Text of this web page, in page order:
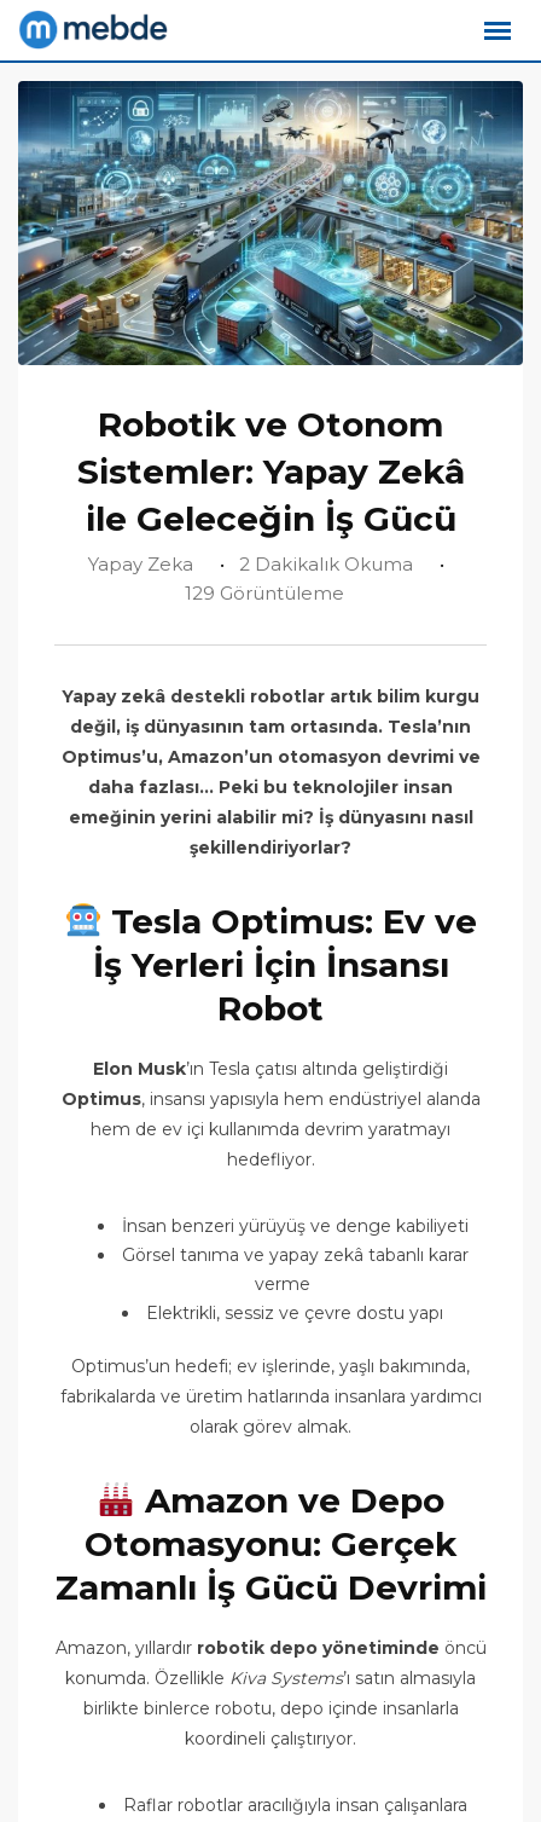
Skip
Robotik ve Otonom
Sistemler: Yapay Zekâ
ile Geleceğin İş Gücü
Yapay Zeka
2 Dakikalık Okuma
129 Görüntüleme
Yapay zekâ destekli robotlar artık bilim kurgu
değil, iş dünyasının tam ortasında. Tesla’nın
Optimus’u, Amazon’un otomasyon devrimi ve
daha fazlası… Peki bu teknolojiler insan
emeğinin yerini alabilir mi? İş dünyasını nasıl
şekillendiriyorlar?
Tesla Optimus: Ev ve
İş Yerleri İçin İnsansı
Robot
Elon Musk’ın Tesla çatısı altında geliştirdiği
Optimus, insansı yapısıyla hem endüstriyel alanda
hem de ev içi kullanımda devrim yaratmayı
hedefliyor.
İnsan benzeri yürüyüş ve denge kabiliyeti
Görsel tanıma ve yapay zekâ tabanlı karar
verme
Elektrikli, sessiz ve çevre dostu yapı
Optimus’un hedefi; ev işlerinde, yaşlı bakımında,
fabrikalarda ve üretim hatlarında insanlara yardımcı
olarak görev almak.
Amazon ve Depo
Otomasyonu: Gerçek
Zamanlı İş Gücü Devrimi
Amazon, yıllardır robotik depo yönetiminde öncü
konumda. Özellikle Kiva Systems’ı satın almasıyla
birlikte binlerce robotu, depo içinde insanlarla
koordineli çalıştırıyor.
Raflar robotlar aracılığıyla insan çalışanlara